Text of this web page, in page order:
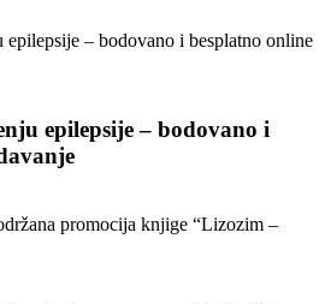
epilepsije – bodovano i